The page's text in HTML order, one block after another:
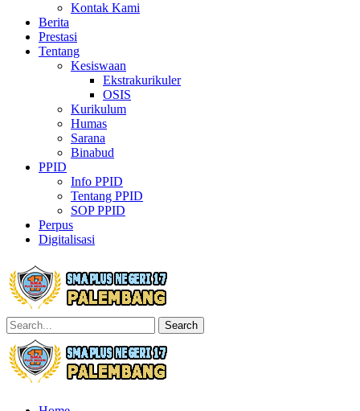
Kontak Kami
Berita
Prestasi
Tentang
Kesiswaan
Ekstrakurikuler
OSIS
Kurikulum
Humas
Sarana
Binabud
PPID
Info PPID
Tentang PPID
SOP PPID
Perpus
Digitalisasi
Search